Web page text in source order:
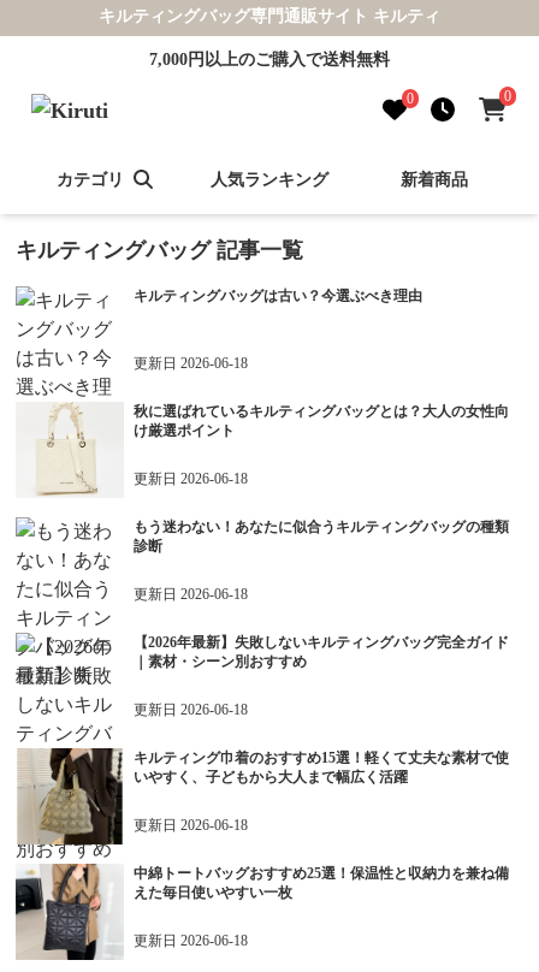
キルティングバッグ専門通販サイト キルティ
7,000円以上のご購入で送料無料
0 0
カテゴリ 人気ランキング 新着商品
キルティングバッグ記事一覧
キルティングバッグは古い？今選ぶべき理由
更新日2026-06-18
秋に選ばれているキルティングバッグとは？大人の女性向
け厳選ポイント
更新日2026-06-18
もう迷わない！あなたに似合うキルティングバッグの種類
診断
更新日2026-06-18
【2026年最新】失敗しないキルティングバッグ完全ガイド
｜素材・シーン別おすすめ
更新日2026-06-18
キルティング巾着のおすすめ15選！軽くて丈夫な素材で使
いやすく、子どもから大人まで幅広く活躍
更新日2026-06-18
中綿トートバッグおすすめ25選！保温性と収納力を兼ね備
えた毎日使いやすい一枚
更新日2026-06-18